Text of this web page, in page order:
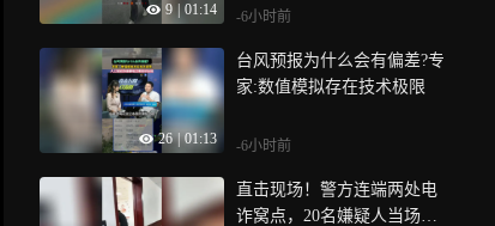
9 01:14 -6小时前
26 | 01:13
台风预报为什么会有偏差?专
家:数值模拟存在技术极限
-6小时前
直击现场！警方连端两处电
诈窝点，20名嫌疑人当场落